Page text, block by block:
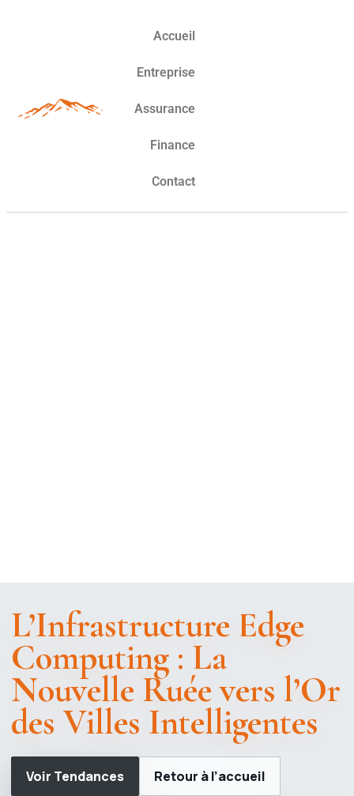
Accueil
Entreprise
Assurance
Finance
Contact
L’Infrastructure Edge
Computing : La
Nouvelle Ruée vers l’Or
des Villes Intelligentes
Voir Tendances Retour à l’accueil